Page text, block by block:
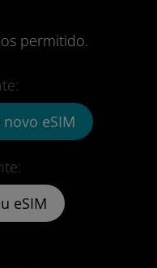
permitido.
eSIM
novo eSIM